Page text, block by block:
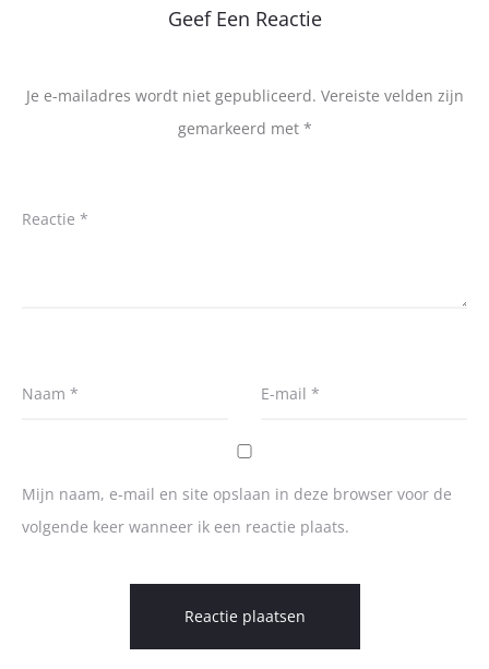
Geef Een Reactie
Je e-mailadres wordt niet gepubliceerd. Vereiste velden zijn
gemarkeerd met *
Reactie *
Naam * E-mail *
Mijn naam, e-mail en site opslaan in deze browser voor de
volgende keer wanneer ik een reactie plaats.